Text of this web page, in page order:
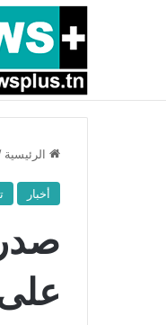
أخبار عاجلة
الرئيسية
أخبار